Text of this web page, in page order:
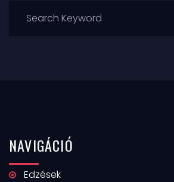
NAVIGÁCIÓ
Edzések